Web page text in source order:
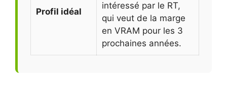
Profil idéal
intéressé par le RT,
qui veut de la marge
en VRAM pour les 3
prochaines années.